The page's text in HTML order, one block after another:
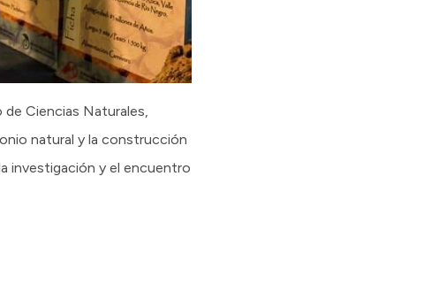
de Ciencias Naturales,
natural y la construcción
investigación y el encuentro